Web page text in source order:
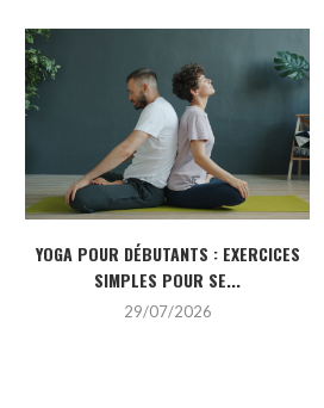
YOGA POUR DÉBUTANTS : EXERCICES
SIMPLES POUR SE...
29/07/2026